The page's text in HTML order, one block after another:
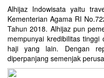
Alhijaz Indowisata yaitu
Kementerian Agama RI
Tahun 2018. Alhijaz pun
mempunyai kredibilitas
haji yang lain. Dengan
diperpanjang semenjak